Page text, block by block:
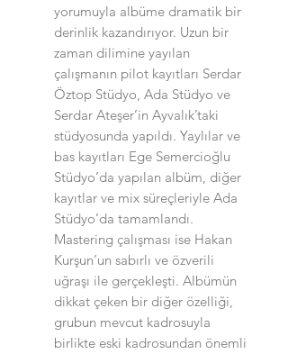
yorumuyla albüme dramatik bir
derinlik kazandırıyor. Uzun bir
zaman dilimine yayılan
çalışmanın pilot kayıtları Serdar
Öztop Stüdyo, Ada Stüdyo ve
Serdar Ateşer’in Ayvalık’taki
stüdyosunda yapıldı. Yaylılar ve
bas kayıtları Ege Semercioğlu
Stüdyo’da yapılan albüm, diğer
kayıtlar ve mix süreçleriyle Ada
Stüdyo’da tamamlandı.
Mastering çalışması ise Hakan
Kurşun’un sabırlı ve özverili
uğraşı ile gerçekleşti. Albümün
dikkat çeken bir diğer özelliği,
grubun mevcut kadrosuyla
birlikte eski kadrosundan önemli